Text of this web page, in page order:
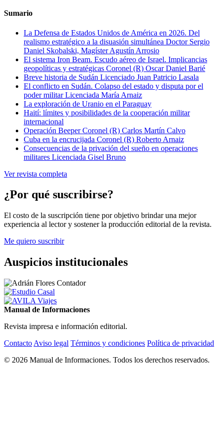
Sumario
La Defensa de Estados Unidos de América en 2026. Del
realismo estratégico a la disuasión simultánea Doctor Sergio
Daniel Skobalski, Magíster Agustín Arrosio
El sistema Iron Beam. Escudo aéreo de Israel. Implicancias
geopolíticas y estratégicas Coronel (R) Oscar Daniel Barié
Breve historia de Sudán Licenciado Juan Patricio Lasala
El conflicto en Sudán. Colapso del estado y disputa por el
poder militarLicenciada María Arnaiz
La exploración de Uranio en el Paraguay
Haití: límites y posibilidades de la cooperación militar
internacional
Operación BeeperCoronel (R) Carlos Martín Calvo
Cuba en la encrucijada Coronel (R) Roberto Arnaiz
Consecuencias de la privación del sueño en operaciones
militares Licenciada Gisel Bruno
Ver revista completa
¿Por qué suscribirse?
El costo de la suscripción tiene por objetivo brindar una mejor
experiencia al lector y sostener la producción editorial de la revista.
Me quiero suscribir
Auspicios institucionales
Manual de Informaciones
Revista impresa e información editorial.
Contacto Aviso legal Términos y condiciones Política de privacidad
© 2026 Manual de Informaciones. Todos los derechos reservados.